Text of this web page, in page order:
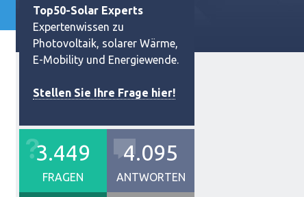
Top50-Solar Experts
Expertenwissen zu
Photovoltaik, solarer Wärme,
E-Mobility und Energiewende.
Stellen Sie Ihre Frage hier!
3.449
FRAGEN
4.095
ANTWORTEN